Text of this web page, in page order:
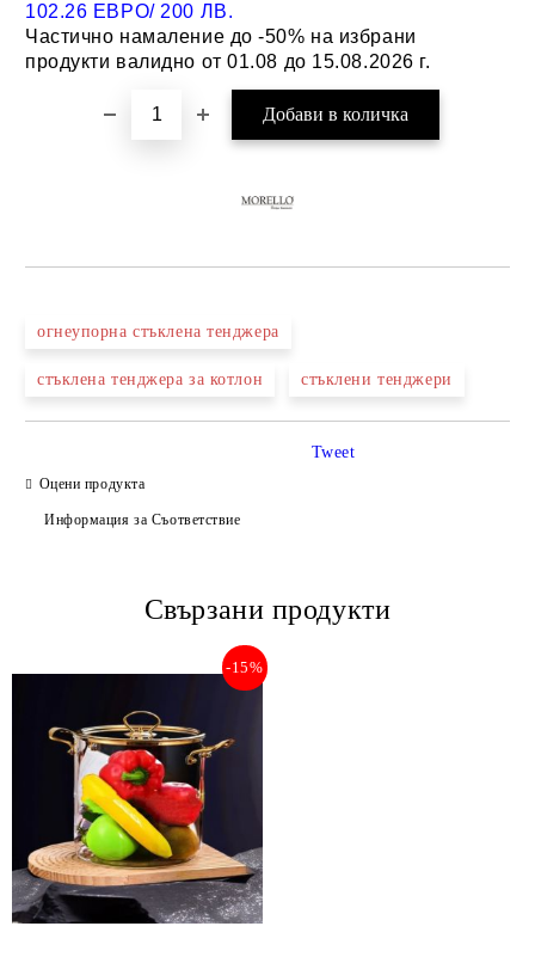
102.26 ЕВРО/ 200 ЛВ.
Частично намаление до -50% на избрани
продукти валидно от 01.08 до 15.08.2026 г.
огнеупорна стъклена тенджера
стъклена тенджера за котлон стъклени тенджери
Оцени продукта
Информация за Съответствие
Tweet
Свързани продукти
-15%